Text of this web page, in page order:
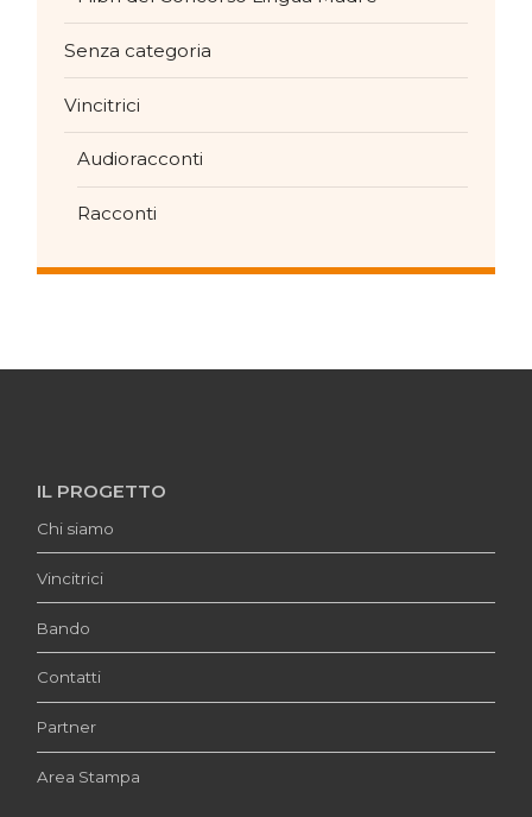
Senza categoria
Vincitrici
Audioracconti
Racconti
IL PROGETTO
Chi siamo
Vincitrici
Bando
Contatti
Partner
Area Stampa